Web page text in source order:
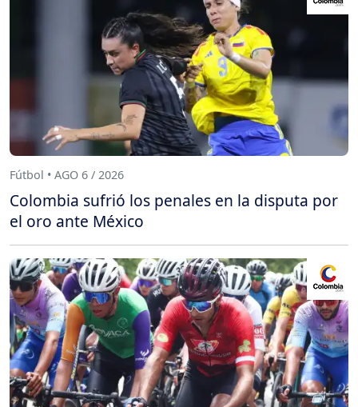
Fútbol • AGO 6 / 2026
Colombia sufrió los penales en la disputa por
el oro ante México